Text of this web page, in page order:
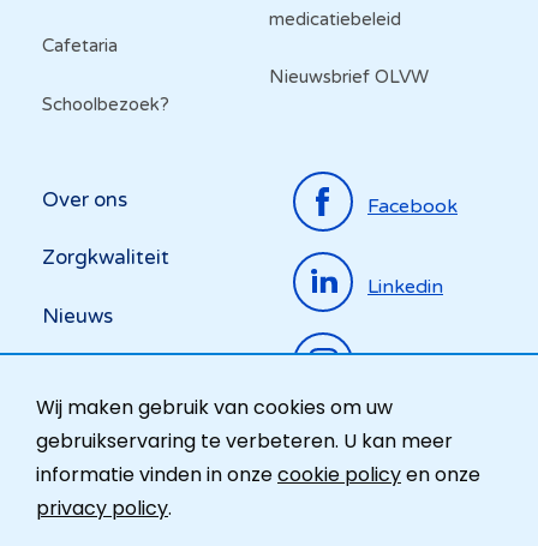
Wij maken gebruik van cookies om uw
gebruikservaring te verbeteren. U kan meer
informatie vinden in onzecookie policyen onze
privacy policy.
Cafetaria
Schoolbezoek?
medicatiebeleid
Nieuwsbrief OLVW
Top
menu
Over ons
Zorgkwaliteit
Nieuws
Ombudsdienst
Facebook
Linkedin
Instagram